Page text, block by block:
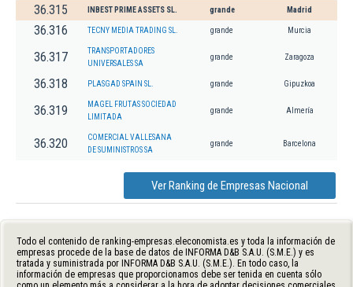
36.315 INBEST PRIME ASSETS SL. grande Madrid
36.316 TECNY MEDIA TRADING SL. grande Murcia
36.317
TRANSPORTADORES
UNIVERSALES SA
grande Zaragoza
36.318 PLASGAD SPAIN SL. grande Gipuzkoa
36.319
MAGEL FRUTAS SOCIEDAD
LIMITADA
grande Almería
36.320
COMERCIAL VALLESANA
DE SUMINISTROS SA
grande Barcelona
Ver Ranking de Empresas Nacional
Todo el contenido de ranking-empresas.eleconomista.es y toda la información de
empresas procede de la base de datos de INFORMA D&B S.A.U. (S.M.E.) y es
tratada y suministrada por INFORMA D&B S.A.U. (S.M.E.). En todo caso, la
información de empresas que proporcionamos debe ser tenida en cuenta sólo